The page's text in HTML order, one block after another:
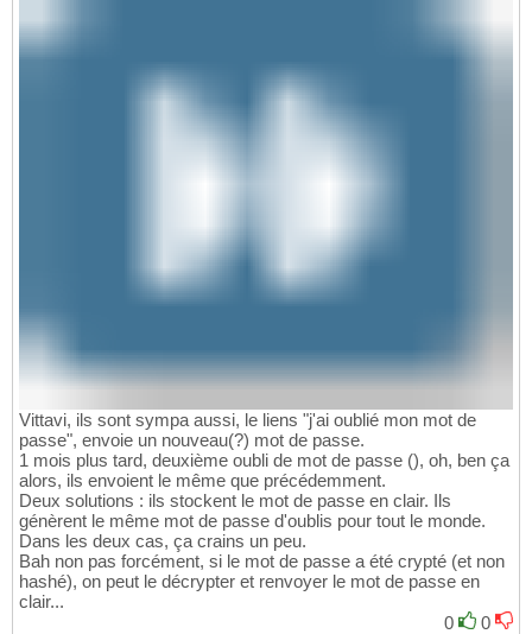
Vittavi, ils sont sympa aussi, le liens "j'ai oublié mon mot de
passe", envoie un nouveau(?) mot de passe.
1 mois plus tard, deuxième oubli de mot de passe (), oh, ben ça
alors, ils envoient le même que précédemment.
Deux solutions : ils stockent le mot de passe en clair. Ils
génèrent le même mot de passe d'oublis pour tout le monde.
Dans les deux cas, ça crains un peu.
Bah non pas forcément, si le mot de passe a été crypté (et non
hashé), on peut le décrypter et renvoyer le mot de passe en
clair...
0
0